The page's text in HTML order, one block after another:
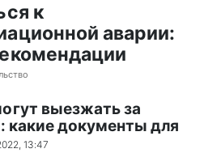
к
аварии:
выезжать за
какие документы для
13:47